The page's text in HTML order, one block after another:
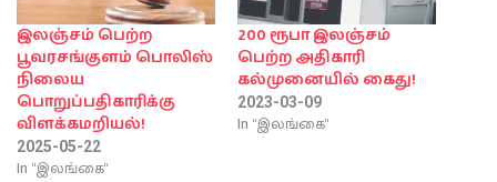
இலஞ்சம் பெற்ற
பூவரசங்குளம் பொலிஸ்
நிலைய
பொறுப்பதிகாரிக்கு
விளக்கமறியல்!
2025-05-22
In "இலங்கை"
200 ரூபா இலஞ்சம்
பெற்ற அதிகாரி
கல்முனையில் கைது!
2023-03-09
In "இலங்கை"